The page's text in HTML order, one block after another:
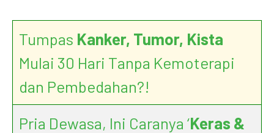
Tumpas Kanker, Tumor, Kista
Mulai 30 Hari Tanpa Kemoterapi
dan Pembedahan?!
Pria Dewasa, Ini Caranya ‘Keras &